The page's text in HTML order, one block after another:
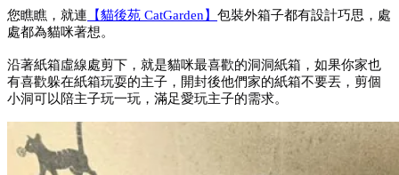
您瞧瞧，就連 【貓後苑 CatGarden】 包裝外箱子都有設計巧思，處
處都為貓咪著想。
沿著紙箱虛線處剪下，就是貓咪最喜歡的洞洞紙箱，如果你家也
有喜歡躲在紙箱玩耍的主子，開封後他們家的紙箱不要丟，剪個
小洞可以陪主子玩一玩，滿足愛玩主子的需求。